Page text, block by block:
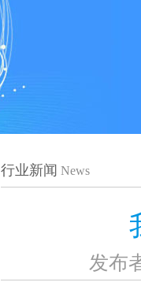
行业新闻 News
发布